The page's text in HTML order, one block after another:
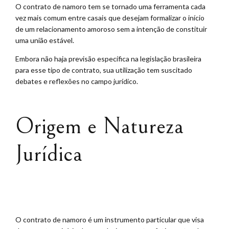
O contrato de namoro tem se tornado uma ferramenta cada
vez mais comum entre casais que desejam formalizar o início
de um relacionamento amoroso sem a intenção de constituir
uma união estável.
Embora não haja previsão específica na legislação brasileira
para esse tipo de contrato, sua utilização tem suscitado
debates e reflexões no campo jurídico.
Origem e Natureza
Jurídica
O contrato de namoro é um instrumento particular que visa